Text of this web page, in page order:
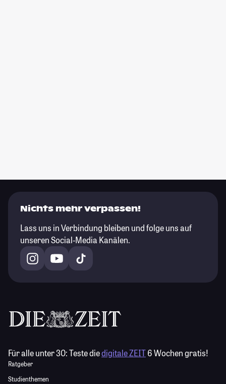
Nichts mehr verpassen!
Lass uns in Verbindung bleiben und folge uns auf
unseren Social-Media Kanälen.
Für alle unter 30:Teste diedigitale ZEIT6 Wochen gratis!
Ratgeber
Studienthemen